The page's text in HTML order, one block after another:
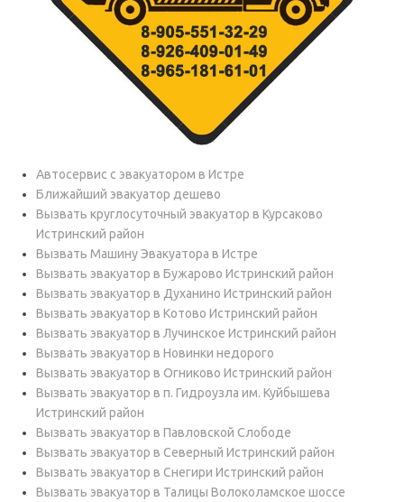
Автосервис с эвакуатором в Истре
Ближайший эвакуатор дешево
Вызвать круглосуточный эвакуатор в Курсаково
Истринский район
Вызвать Машину Эвакуатора в Истре
Вызвать эвакуатор в Бужарово Истринский район
Вызвать эвакуатор в Духанино Истринский район
Вызвать эвакуатор в Котово Истринский район
Вызвать эвакуатор в Лучинское Истринский район
Вызвать эвакуатор в Новинки недорого
Вызвать эвакуатор в Огниково Истринский район
Вызвать эвакуатор в п. Гидроузла им. Куйбышева
Истринский район
Вызвать эвакуатор в Павловской Слободе
Вызвать эвакуатор в Северный Истринский район
Вызвать эвакуатор в Снегири Истринский район
Вызвать эвакуатор в Талицы Волоколамское шоссе